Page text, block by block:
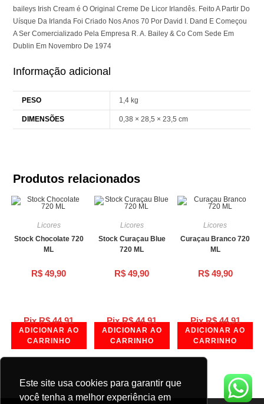
Este site usa cookies para garantir que
você tenha a melhor experiência em
baileys Irish Cream é O Original Creme De Licor Irlandês. Feito A Partir Do
Uísque Da Irlanda Foi Criado Nos Anos 70 Por David I. Dand E Começou
A Ser Comercializado Pela Empresa R. A. Bailey & Co Com Sede Em
Dublin Em Novembro De 1974
Informação adicional
PESO 1,4 kg
DIMENSÕES 0,38 × 28,5 × 23,5 cm
Produtos relacionados
Pix R$44,91
Licores
Stock Chocolate 720
ML
R$ 49,90
ADICIONAR AO
CARRINHO
Pix R$44,91
Licores
Stock Curaçau Blue
720 ML
R$ 49,90
ADICIONAR AO
CARRINHO
Pix R$44,91
Licores
Curaçau Branco 720
ML
R$49,90
ADICIONAR AO
CARRINHO